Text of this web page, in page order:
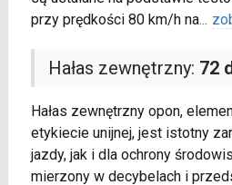
przy prędkości 80 km/h na...
Hałas zewnętrzny: 72
Hałas zewnętrzny opon,
etykiecie unijnej, jest istotny
jazdy, jak i dla ochrony
mierzony w decybelach i